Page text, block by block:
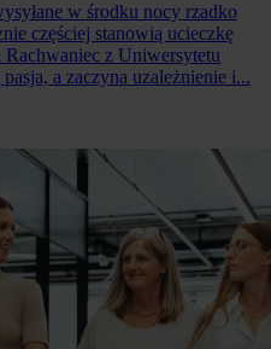
w środku nocy rzadko
częściej stanowią ucieczkę
Rachwaniec z Uniwersytetu
a zaczyna uzależnienie i...